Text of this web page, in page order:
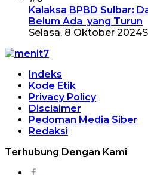
Kalaksa BPBD Sulbar:
Belum Ada yang Turun
Selasa, 8 Oktober 2024
Indeks
Kode Etik
Privacy Policy
Disclaimer
Pedoman Media Siber
Redaksi
Terhubung Dengan Kami